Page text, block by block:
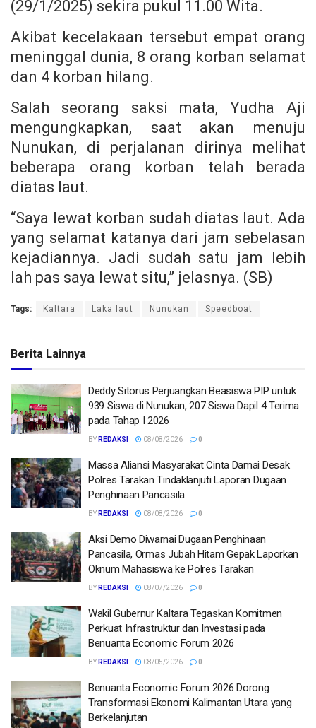
(29/1/2025) sekira pukul 11.00 Wita.
Akibat kecelakaan tersebut empat orang
meninggal dunia, 8 orang korban selamat
dan 4 korban hilang.
Salah seorang saksi mata, Yudha Aji
mengungkapkan, saat akan menuju
Nunukan, di perjalanan dirinya melihat
beberapa orang korban telah berada
diatas laut.
“Saya lewat korban sudah diatas laut. Ada
yang selamat katanya dari jam sebelasan
kejadiannya. Jadi sudah satu jam lebih
lah pas saya lewat situ,” jelasnya. (SB)
Tags: Kaltara Laka laut Nunukan Speedboat
Berita Lainnya
Deddy Sitorus Perjuangkan Beasiswa PIP untuk
939 Siswa di Nunukan, 207 Siswa Dapil 4 Terima
pada Tahap I 2026
BY REDAKSI 08/08/2026 0
Massa Aliansi Masyarakat Cinta Damai Desak
Polres Tarakan Tindaklanjuti Laporan Dugaan
Penghinaan Pancasila
BY REDAKSI 08/08/2026 0
Aksi Demo Diwarnai Dugaan Penghinaan
Pancasila, Ormas Jubah Hitam Gepak Laporkan
Oknum Mahasiswa ke Polres Tarakan
BY REDAKSI 08/07/2026 0
Wakil Gubernur Kaltara Tegaskan Komitmen
Perkuat Infrastruktur dan Investasi pada
Benuanta Economic Forum 2026
BY REDAKSI 08/05/2026 0
Benuanta Economic Forum 2026 Dorong
Transformasi Ekonomi Kalimantan Utara yang
Berkelanjutan